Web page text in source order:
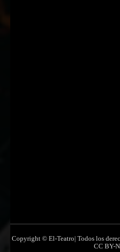
Copyright © El-Teatro| Todos los
CC BY-